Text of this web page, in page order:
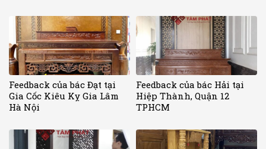
Feedback của bác Đạt tại
Gia Cốc Kiêu Kỵ Gia Lâm
Hà Nội
Feedback của bác Hải tại
Hiệp Thành, Quận 12
TPHCM